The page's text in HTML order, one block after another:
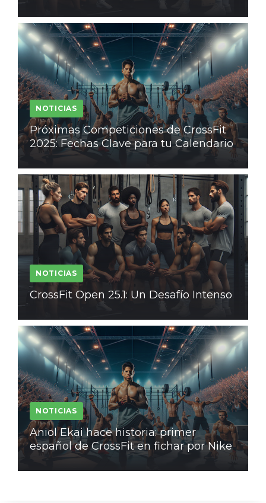
NOTICIAS
Próximas Competiciones de CrossFit
2025: Fechas Clave para tu Calendario
NOTICIAS
CrossFit Open 25.1: Un Desafío Intenso
NOTICIAS
Aniol Ekai hace historia: primer
español de CrossFit en fichar por Nike